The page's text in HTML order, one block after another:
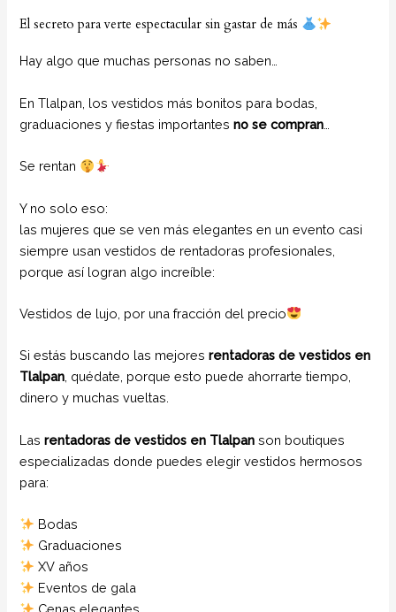
El secreto para verte espectacular sin gastar de más
Hay algo que muchas personas no saben…
En Tlalpan, los vestidos más bonitos para bodas,
graduaciones y fiestas importantesno se compran
Se rentan
Y no solo eso:
las mujeres que se ven más elegantes en un evento casi
siempre usan vestidos de rentadoras profesionales,
porque así logran algo increíble:
Vestidos de lujo, por una fracción del precio
Si estás buscando las mejoresrentadoras de vestidos en
Tlalpan , quédate, porque esto puede ahorrarte tiempo,
dinero y muchas vueltas.
Lasrentadoras de vestidos en Tlalpanson boutiques
especializadas donde puedes elegir vestidos hermosos
para:
Bodas
Graduaciones
XV años
Eventos de gala
Cenas elegantes